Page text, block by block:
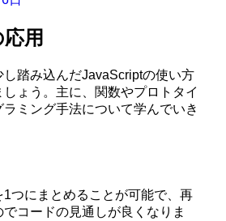
用
し踏み込んだJavaScriptの使い方
ょう。主に、関数やプロトタイ
ミング手法について学んでいき
つにまとめることが可能で、再
コードの見通しが良くなりま